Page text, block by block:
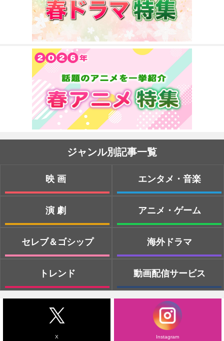
ジャンル別記事一覧
映画
演劇
セレブ＆ゴシップ
トレンド
エンタメ・音楽
アニメ・ゲーム
海外ドラマ
動画配信サービス
X Instagram